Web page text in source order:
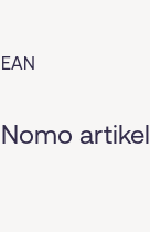
EAN
Nomo artikel